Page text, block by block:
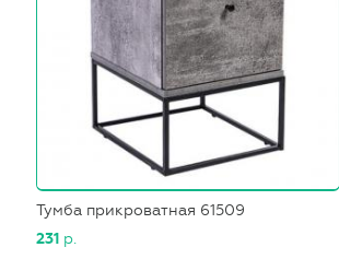
Тумба прикроватная 61509
231 р.